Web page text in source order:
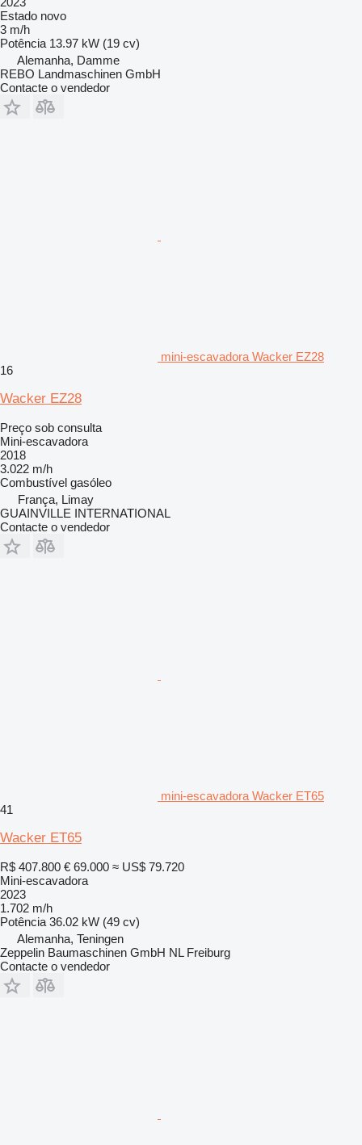
Estado novo
3 m/h
Potência 13.97 kW (19 cv)
Alemanha, Damme
REBO Landmaschinen GmbH
Contacte o vendedor
mini-escavadora Wacker EZ28
16
Wacker EZ28
Preço sob consulta
Mini-escavadora
2018
3.022 m/h
Combustível gasóleo
França, Limay
GUAINVILLE INTERNATIONAL
Contacte o vendedor
mini-escavadora Wacker ET65
41
Wacker ET65
R$ 407.800 € 69.000 ≈ US$ 79.720
Mini-escavadora
2023
1.702 m/h
Potência 36.02 kW (49 cv)
Alemanha, Teningen
Zeppelin Baumaschinen GmbH NL Freiburg
Contacte o vendedor